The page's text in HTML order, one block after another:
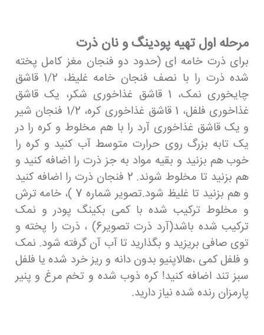
مرحله اول تهیه پودینگ و نان ذرت
برای ذرت خامه ای (حدود دو فنجان مغز کامل پخته
شده ذرت را با نصف فنجان خامه غلیظ، 1/2 قاشق
چایخوری نمک، 1 قاشق غذاخوری شکر، یک قاشق
غذاخوری فلفل، 1 قاشق غذاخوری کره، 1/2 فنجان شیر
و یک قاشق غذاخوری آرد را با هم مخلوط و کره را در
یک تابه بزرگ روی حرارت متوسط ​​آب کنید و کره را
خوب هم بزنید و بقیه مواد به جز ذرت را اضافه کنید و
هم بزنید تا مخلوط شوند. 2 فنجان ذرت را اضافه کنید
و هم بزنید تا غلیظ شود.تصویر شماره 7 )، خامه ترش
و مخلوط ترکیب شده با کمی بکینگ پودر و نمک
ترکیب شده باشد(آرد ذرت تصویر6) ، ذرت را پخته و
توی صافی بریزید و بگذارید تا آب آن گرفته شود. نمک
و فلفل کمی ،هالاپنیو بدون دانه و ریز خرد شده یا فلفل
سبز تند اضافه کنید! کره ذوب شده و تخم مرغ و پنیر
پارمزان رنده شده نیاز دارید.